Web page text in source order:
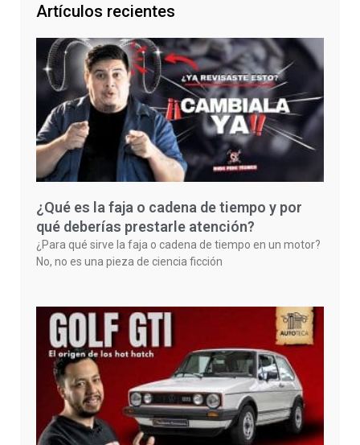
Artículos recientes
¿Qué es la faja o cadena de tiempo y por
qué deberías prestarle atención?
¿Para qué sirve la faja o cadena de tiempo en un motor?
No, no es una pieza de ciencia ficción